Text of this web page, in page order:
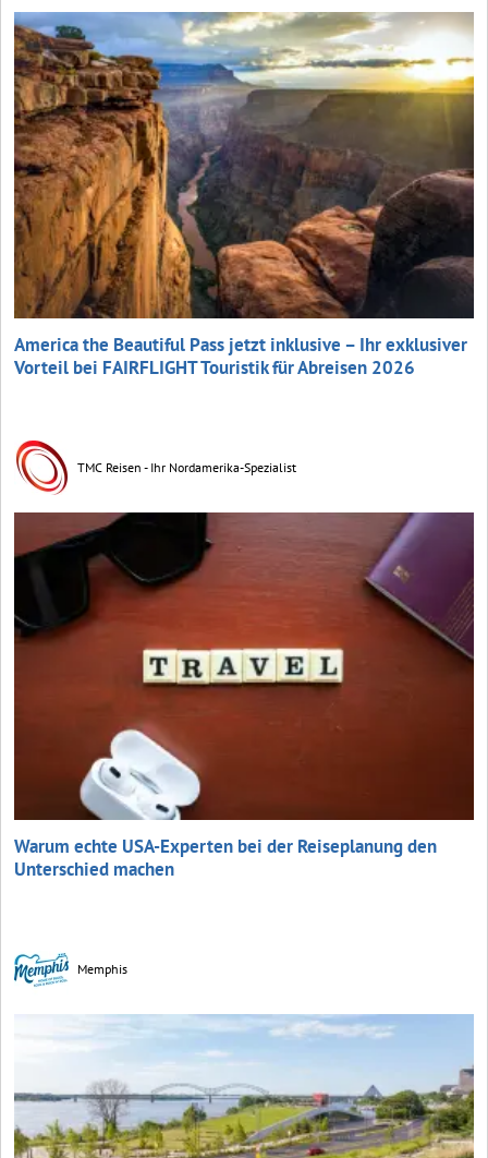
America the Beautiful Pass jetzt inklusive – Ihr exklusiver
Vorteil bei FAIRFLIGHT Touristik für Abreisen 2026
TMC Reisen - Ihr Nordamerika-Spezialist
Warum echte USA-Experten bei der Reiseplanung den
Unterschied machen
Memphis